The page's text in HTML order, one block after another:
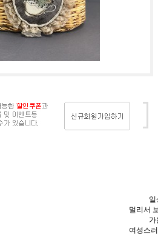
일
멀리서
가
여성스